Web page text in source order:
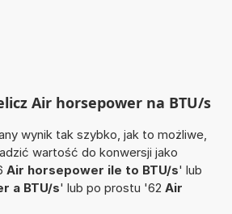
Air horsepower na BTU/s
wynik tak szybko, jak to możliwe,
wartość do konwersji jako
Air horsepower ile to BTU/s' lub
a BTU/s' lub po prostu '62 Air